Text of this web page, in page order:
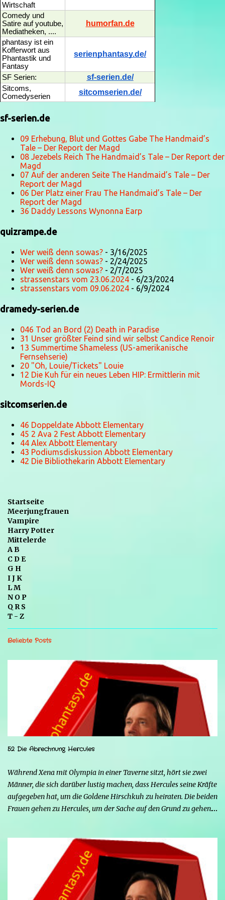
Wirtschaft
Comedy und
Satire auf youtube,
Mediatheken, ....
humorfan.de
phantasy ist ein
Kofferwort aus
Phantastik und
Fantasy
serienphantasy.de/
SF Serien: sf-serien.de/
Sitcoms,
Comedyserien
sitcomserien.de/
sf-serien.de
09 Erhebung, Blut und Gottes Gabe The Handmaid’s
Tale – Der Report der Magd
08 Jezebels Reich The Handmaid’s Tale – Der Report der
Magd
07 Auf der anderen Seite The Handmaid’s Tale – Der
Report der Magd
06 Der Platz einer Frau The Handmaid’s Tale – Der
Report der Magd
36 Daddy Lessons Wynonna Earp
quizrampe.de
Wer weiß denn sowas? - 3/16/2025
Wer weiß denn sowas? - 2/24/2025
Wer weiß denn sowas? - 2/7/2025
strassenstars vom 23.06.2024 - 6/23/2024
strassenstars vom 09.06.2024 - 6/9/2024
dramedy-serien.de
046 Tod an Bord (2) Death in Paradise
31 Unser größter Feind sind wir selbst Candice Renoir
13 Summertime Shameless (US-amerikanische
Fernsehserie)
20 "Oh, Louie/Tickets" Louie
12 Die Kuh für ein neues Leben HIP: Ermittlerin mit
Mords-IQ
sitcomserien.de
46 Doppeldate Abbott Elementary
45 2 Ava 2 Fest Abbott Elementary
44 Alex Abbott Elementary
43 Podiumsdiskussion Abbott Elementary
42 Die Bibliothekarin Abbott Elementary
Startseite
Meerjungfrauen
Vampire
Harry Potter
Mittelerde
A B
C D E
G H
I J K
L M
N O P
Q R S
T - Z
Beliebte Posts
52 Die Abrechnung Hercules
Während Xena mit Olympia in einer Taverne sitzt, hört sie zwei
Männer, die sich darüber lustig machen, dass Hercules seine Kräfte
aufgegeben hat, um die Goldene Hirschkuh zu heiraten. Die beiden
Frauen gehen zu Hercules, um der Sache auf den Grund zu gehen.
denn nun kann sie nicht nur die Frau von Hercules sein, sondern
endlich auch Menschen berühren, ohne sich zu verwandeln. Mars
ist immer noch wütend auf Hercules, weil er Xena davon
überzeugt hat, nicht mehr seine Kämpferin sein zu wollen, und
nun steht sein Racheplan kurz vor der Vollendung. Einige Männer